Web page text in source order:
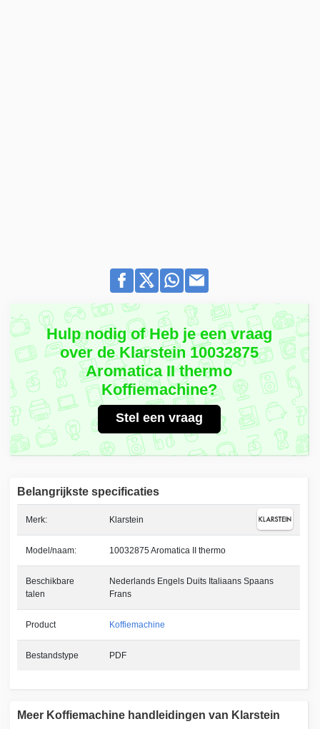
Hulp nodig of Heb je een vraag
over de Klarstein 10032875
Aromatica II thermo
Koffiemachine?
Stel een vraag
Belangrijkste specificaties
Merk: Klarstein
Model/naam: 10032875 Aromatica II thermo
Beschikbare
talen
Nederlands Engels Duits Italiaans Spaans
Frans
Product Koffiemachine
Bestandstype PDF
Meer Koffiemachine handleidingen van Klarstein